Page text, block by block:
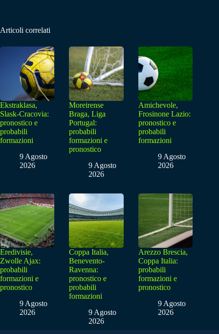
Articoli correlati
Ekstraklasa,
Slask-Cracovia:
pronostico e
probabili
formazioni
9 Agosto
2026
Moreirense
Braga, Liga
Portugal:
probabili
formazioni e
pronostico
9 Agosto
2026
Amichevole,
Frosinone Lazio:
pronostico e
probabili
formazioni
9 Agosto
2026
Eredivisie,
Zwolle Ajax:
probabili
formazioni e
pronostico
9 Agosto
2026
Coppa Italia,
Benevento-
Ravenna:
pronostico e
probabili
formazioni
9 Agosto
2026
Arezzo Brescia,
Coppa Italia:
probabili
formazioni e
pronostico
9 Agosto
2026